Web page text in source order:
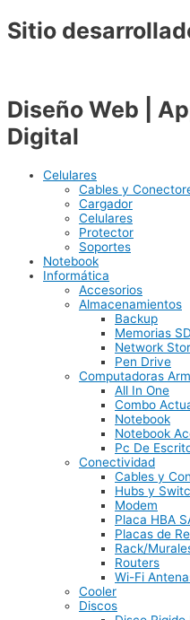
Sitio
Diseño Web |
Digital
Celulares
Cables y
Cargador
Celulares
Protector
Soportes
Notebook
Informática
Accesorios
Almacenamientos
Backup
Memorias SD
Network
Pen Drive
Computadoras
All In One
Combo
Notebook
Notebook
Pc De
Conectividad
Cables y
Hubs y
Modem
Placa HBA
Placas de
Rack/
Routers
Wi-Fi
Cooler
Discos